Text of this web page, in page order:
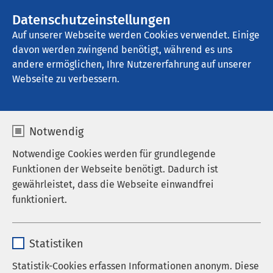
Datenschutzeinstellungen
Auf unserer Webseite werden Cookies verwendet. Einige
davon werden zwingend benötigt, während es uns
andere ermöglichen, Ihre Nutzererfahrung auf unserer
Webseite zu verbessern.
Notwendig
Notwendige Cookies werden für grundlegende
Funktionen der Webseite benötigt. Dadurch ist
gewährleistet, dass die Webseite einwandfrei
funktioniert.
Anbieter sgalinski
Statistiken
Statistik-Cookies erfassen Informationen anonym. Diese
AMEOS Klinikum Eutin